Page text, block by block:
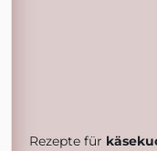
Rezepte für